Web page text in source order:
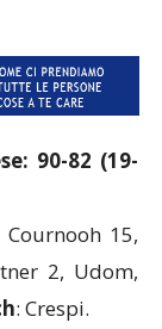
90-82 (19-
15,
2, Udom,
: Crespi.